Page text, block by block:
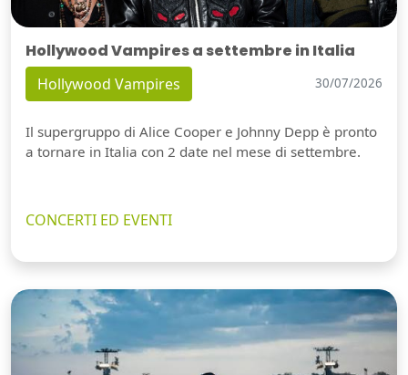
Hollywood Vampires a settembre in Italia
Hollywood Vampires 30/07/2026
Il supergruppo di Alice Cooper e Johnny Depp è pronto
a tornare in Italia con 2 date nel mese di settembre.
CONCERTI ED EVENTI